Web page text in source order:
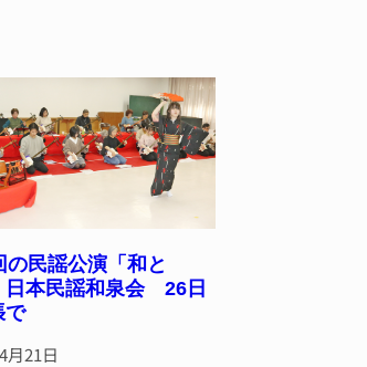
の民謡公演「和と
本民謡和泉会 26日
で
月21日